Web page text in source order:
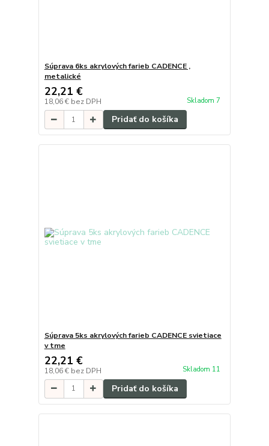
Súprava 6ks akrylových farieb CADENCE ,
metalické
22,21 €
18,06 € bez DPH Skladom 7
Pridať do košíka
Súprava 5ks akrylových farieb CADENCE svietiace
v tme
22,21 €
18,06 € bez DPH Skladom 11
Pridať do košíka